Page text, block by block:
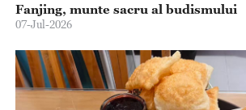
Fanjing, munte sacru al budismului
07-Jul-2026